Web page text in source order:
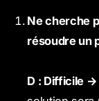
Ne cherche
résoudre un
D : Difficile